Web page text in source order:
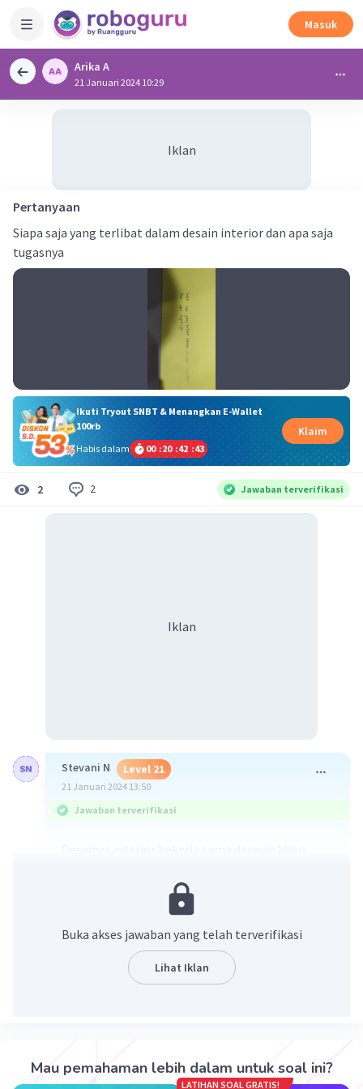
Masuk
Arika A
21 Januari 2024 10:29
Iklan
Pertanyaan
Siapa saja yang terlibat dalam desain interior dan apa saja
tugasnya
Ikuti Tryout SNBT & Menangkan E-Wallet
100rb
Habis dalam
00 :20 :42 :42
Klaim
2 2 Jawaban terverifikasi
Iklan
Stevani N Level 21
21 Januari 2024 13:50
Jawaban terverifikasi
estetis. Mereka melibatkan berbagai elemen
seperti pemilihan furnitur, pencahayaan, warna,
tekstur, dan tata letak. Tugasnya mencakup
analisis kebutuhan klien, pembuatan konsep
desain, penyusunan anggaran, pemilihan
material, dan pengawasan pelaksanaan proyek
Beri Rating·0.0(0) Balas
Buka akses jawaban yang telah terverifikasi
Lihat Iklan
Mau pemahaman lebih dalam untuk soal ini?
LATIHAN SOAL GRATIS!